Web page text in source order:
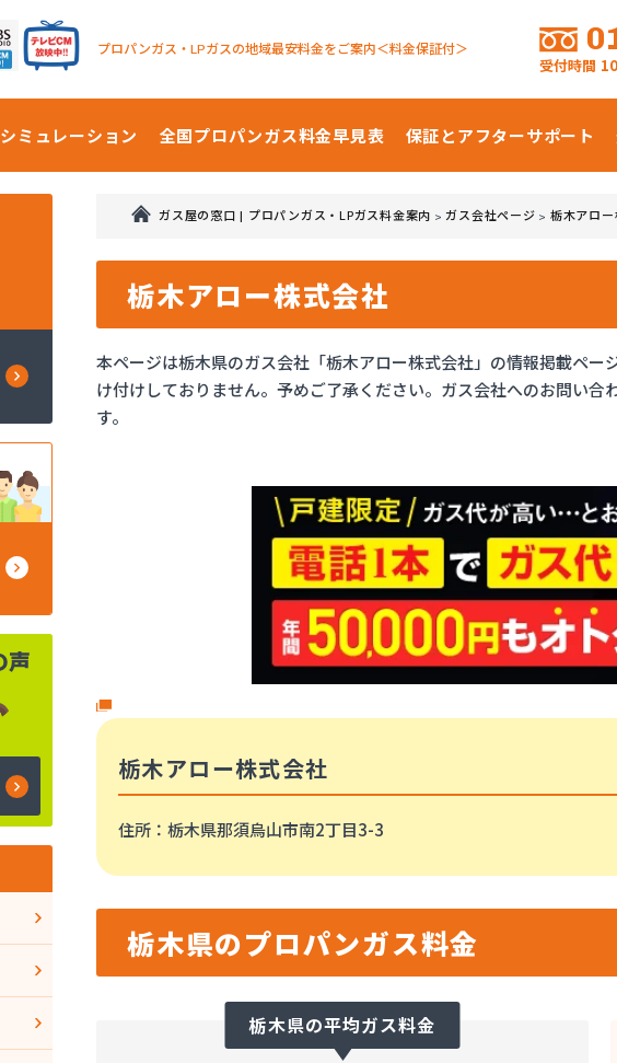
プロパンガス・LPガスの地域最安料金をご案内＜料金保証付＞
受付時間
シミュレーション 全国プロパンガス料金早見表 保証とアフターサポート
ガス屋の窓口 | プロパンガス・LPガス料金案内 >ガス会社ページ > 栃木アロ
栃木アロー株式会社
本ページは栃木県のガス会社「栃木アロー株式会社」の情報掲載ペ
け付けしておりません。予めご了承ください。ガス会社へのお問い
す。
栃木アロー株式会社
住所 ：栃木県那須烏山市南2丁目3-3
栃木県のプロパンガス料金
栃木県の平均ガス料金